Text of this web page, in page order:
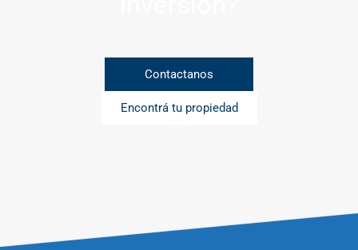
Contactanos
Encontrá tu propiedad